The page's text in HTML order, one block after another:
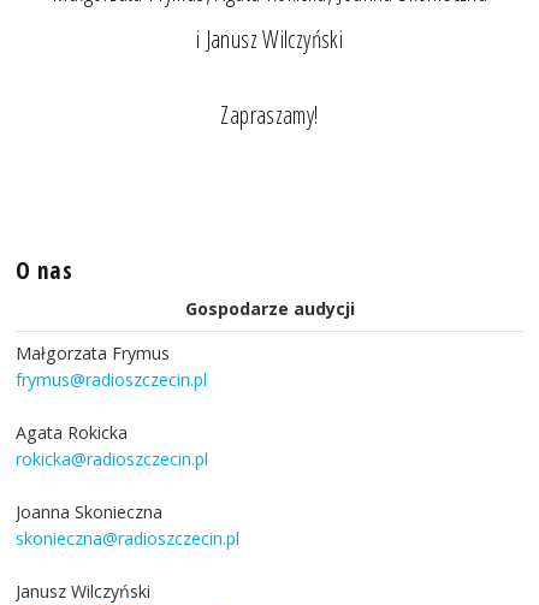
i Janusz Wilczyński
Zapraszamy!
O nas
Gospodarze audycji
Małgorzata Frymus
frymus@radioszczecin.pl
Agata Rokicka
rokicka@radioszczecin.pl
Joanna Skonieczna
skonieczna@radioszczecin.pl
Janusz Wilczyński